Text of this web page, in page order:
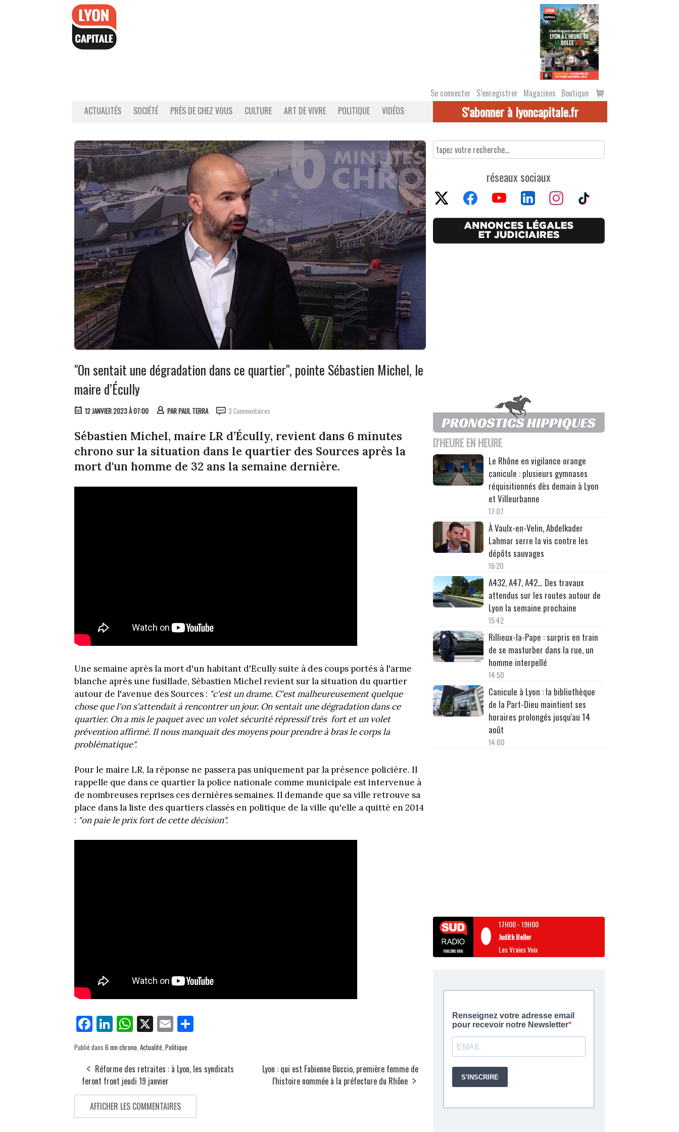
Se connecter S’enregistrer Magazines Boutique
Voir
le
ACTUALITÉS SOCIÉTÉ PRÈS DE CHEZ VOUS CULTURE ART DE VIVRE POLITIQUE VIDÉOS S'abonner à lyoncapitale.fr
"On sentait une dégradation dans ce quartier", pointe Sébastien Michel, le
maire d’Écully
12 JANVIER 2023 À 07:00 PARPAUL TERRA 3 Commentaires
Sébastien Michel, maire LR d’Écully, revient dans 6 minutes
chrono sur la situation dans le quartier des Sources après la
mort d'un homme de 32 ans la semaine dernière.
Une semaine après la mort d'un habitant d'Ecully suite à des coups portés à l'arme
blanche après une fusillade, Sébastien Michel revient sur la situation du quartier
autour de l'avenue des Sources : "c'est un drame. C'est malheureusement quelque
chose que l'on s'attendait à rencontrer un jour. On sentait une dégradation dans ce
quartier. On a mis le paquet avec un volet sécurité répressif très fort et un volet
prévention affirmé. Il nous manquait des moyens pour prendre à bras le corps la
problématique".
Pour le maire LR, la réponse ne passera pas uniquement par la présence policière. Il
rappelle que dans ce quartier la police nationale comme municipale est intervenue à
de nombreuses reprises ces dernières semaines. Il demande que sa ville retrouve sa
place dans la liste des quartiers classés en politique de la ville qu'elle a quitté en 2014
: "on paie le prix fort de cette décision".
Fa
ce
bo
ok
Li
nk
ed
In
W
ha
ts
Ap
p
X E
m
ail
er
Publié dans 6 mn chrono, Actualité, Politique
Réforme des retraites : à Lyon, les syndicats
feront front jeudi 19 janvier
Lyon : qui est Fabienne Buccio, première femme de
l'histoire nommée à la préfecture du Rhône
AFFICHER LES COMMENTAIRES
réseaux sociaux
D'HEURE EN HEURE
Le Rhône en vigilance orange
canicule : plusieurs gymnases
réquisitionnés dès demain à Lyon
et Villeurbanne
17:07
À Vaulx-en-Velin, Abdelkader
Lahmar serre la vis contre les
dépôts sauvages
16:20
A432, A47, A42… Des travaux
attendus sur les routes autour de
Lyon la semaine prochaine
15:42
Rillieux-la-Pape : surpris en train
de se masturber dans la rue, un
homme interpellé
14:50
Canicule à Lyon : la bibliothèque
de la Part-Dieu maintient ses
horaires prolongés jusqu'au 14
août
14:00
17H00-19H00
Judith Beller
Les Vraies Voix